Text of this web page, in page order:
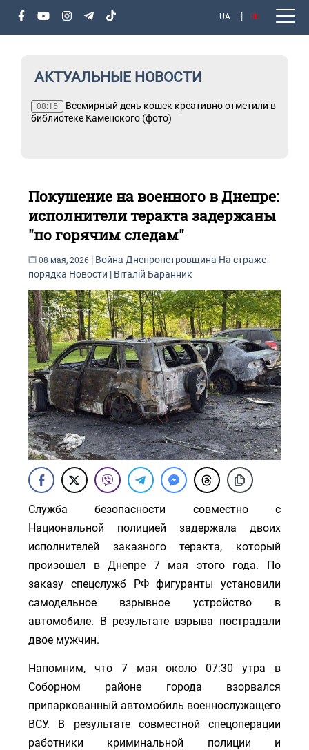
UA RU
АКТУАЛЬНЫЕ НОВОСТИ
08:15
Всемирный день кошек креативно отметили в
библиотеке Каменского (фото)
Покушение на военного в Днепре:
исполнители теракта задержаны
"по горячим следам"
08 мая, 2026 | Война Днепропетровщина На страже
порядка Новости | Віталій Баранник
Служба безопасности совместно с
Национальной полицией задержала двоих
исполнителей заказного теракта, который
произошел в Днепре 7 мая этого года. По
заказу спецслужб РФ фигуранты установили
самодельное взрывное устройство в
автомобиле. В результате взрыва пострадали
двое мужчин.
Напомним, что 7 мая около 07:30 утра в
Соборном районе города взорвался
припаркованный автомобиль военнослужащего
ВСУ. В результате совместной спецоперации
работники криминальной полиции и